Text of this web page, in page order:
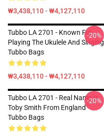
₩3,438,110 - ₩4,127,110
Tubbo LA 2701 - Known For
Playing The Ukulele And Singing
Tubbo Bags
₩3,438,110 - ₩4,127,110
-20%
Tubbo LA 2701 - Real Name Is
Toby Smith From England
Tubbo Bags
-20%